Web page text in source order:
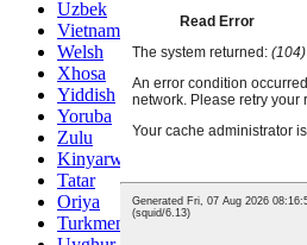
Uzbek
Vietnamese
Welsh
Xhosa
Yiddish
Yoruba
Zulu
Kinyarwanda
Tatar
Oriya
Turkmen